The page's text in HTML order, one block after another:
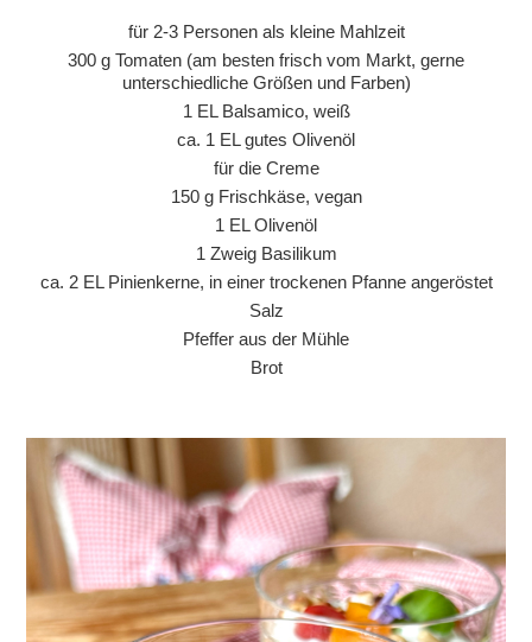
für 2-3 Personen als kleine Mahlzeit
300 g Tomaten (am besten frisch vom Markt, gerne
unterschiedliche Größen und Farben)
1 EL Balsamico, weiß
ca. 1 EL gutes Olivenöl
für die Creme
150 g Frischkäse, vegan
1 EL Olivenöl
1 Zweig Basilikum
ca. 2 EL Pinienkerne, in einer trockenen Pfanne angeröstet
Salz
Pfeffer aus der Mühle
Brot